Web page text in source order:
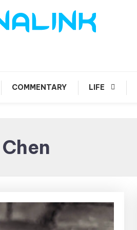
COMMENTARY LIFE
Chen